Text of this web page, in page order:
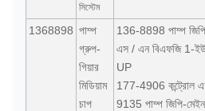
সিস্টেম
1368898 পাম্প
গ্রুপ-
গিয়ার
মিডিয়াম
চাপ
136-8898 পাম্প
এস / এন বিএফজি 1-
UP
177-4906 কন্ট্রোল
9135 পাম্প জিপি-